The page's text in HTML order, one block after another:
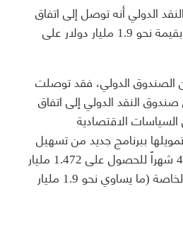
الدولي أنه توصل إلى اتفاق
مع تونس لمنحها تمويلًا بقيمة نحو 1.9 مليار دولار على
الصندوق الدولي، فقد توصلت
النقد الدولي إلى اتفاق
الاقتصادية
ببرنامج جديد من تسهيل
الصندوق الممدد لمدة 48 شهراً للحصول على 1.472 مليار
وحدة من حقوق السحب لخاصة (ما يساوي نحو 1.9 مليار